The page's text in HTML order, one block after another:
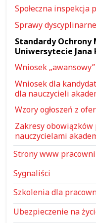
Społeczna inspekcja
Sprawy
Standardy Ochrony
Uniwersytecie Jana
Wniosek
Wniosek dla
dla nauczycieli
Wzory ogłoszeń z
Zakresy
nauczycielami
Strony www
Sygnaliści
Szkolenia dla
Ubezpieczenie na